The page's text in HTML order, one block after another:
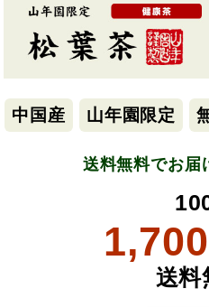
中国産 山年園限定
送料無料でお届
1,700
送料